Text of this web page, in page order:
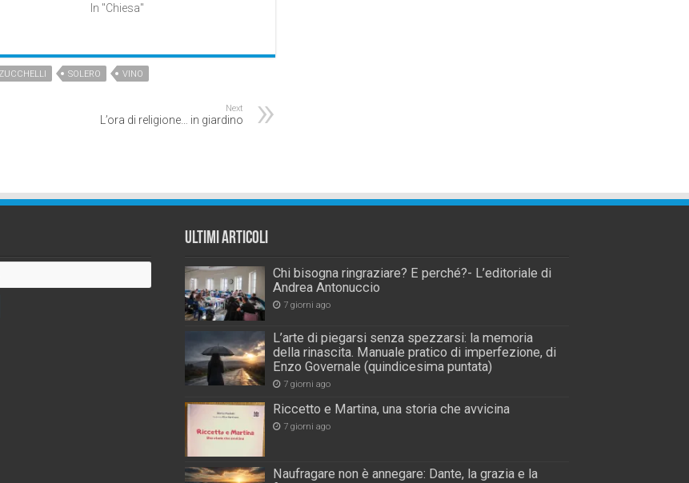
In "Chiesa"
SOLERO VINO
Next
L’ora di religione… in giardino
Ultimi Articoli
Chi bisogna ringraziare? E perché?- L’editoriale di
Andrea Antonuccio
7 giorni ago
L’arte di piegarsi senza spezzarsi: la memoria
della rinascita. Manuale pratico di imperfezione, di
Enzo Governale (quindicesima puntata)
7 giorni ago
Riccetto e Martina, una storia che avvicina
7 giorni ago
Naufragare non è annegare: Dante, la grazia e la